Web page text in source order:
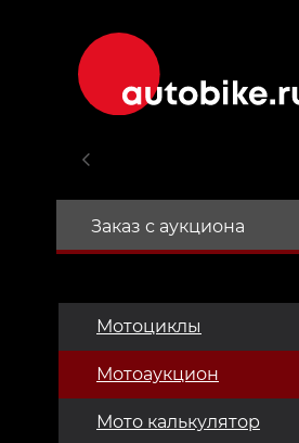
Заказ с аукциона
Мотоциклы
Мотоаукцион
Мото калькулятор